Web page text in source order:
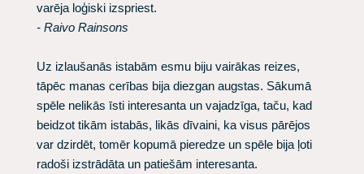
varēja loģiski izspriest.
- Raivo Rainsons
Uz izlaušanās istabām esmu biju vairākas reizes,
tāpēc manas cerības bija diezgan augstas. Sākumā
spēle nelikās īsti interesanta un vajadzīga, taču, kad
beidzot tikām istabās, likās dīvaini, ka visus pārējos
var dzirdēt, tomēr kopumā pieredze un spēle bija ļoti
radoši izstrādāta un patiešām interesanta.